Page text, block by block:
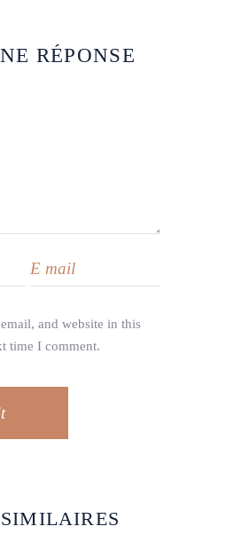
RÉPONSE
and website in this
time I comment.